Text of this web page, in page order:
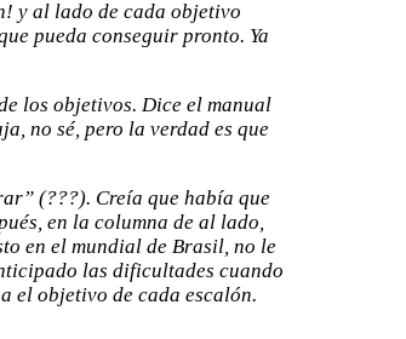
y al lado de cada objetivo
pueda conseguir pronto. Ya
los objetivos. Dice el manual
no sé, pero la verdad es que
(???). Creía que había que
en la columna de al lado,
en el mundial de Brasil, no le
las dificultades cuando
el objetivo de cada escalón.